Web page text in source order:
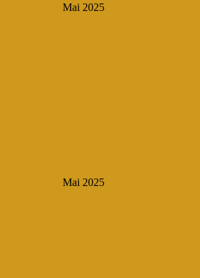
Mai 2025
Mai 2025